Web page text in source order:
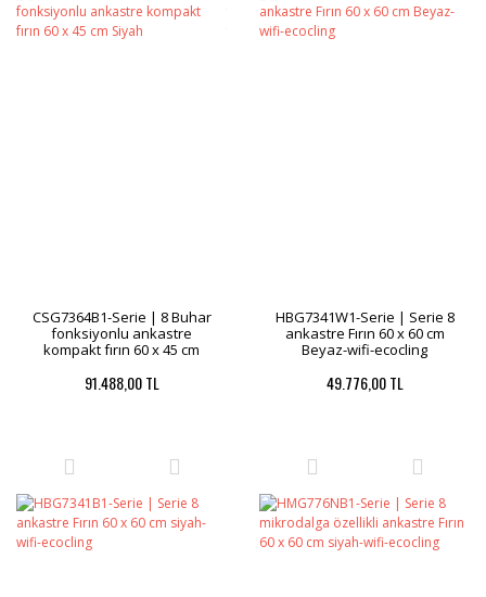
CSG7364B1-Serie | 8 Buhar
fonksiyonlu ankastre
kompakt fırın 60 x 45 cm
91.488,00 TL
HBG7341W1-Serie | Serie 8
ankastre Fırın 60 x 60 cm
Beyaz-wifi-ecocling
49.776,00 TL